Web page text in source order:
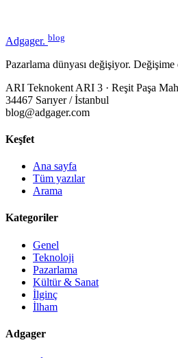
Adgager. blog
Pazarlama dünyası değişiyor.
ARI Teknokent ARI 3 · Reşit Paşa
34467 Sarıyer / İstanbul
blog@adgager.com
Keşfet
Ana sayfa
Tüm yazılar
Arama
Kategoriler
Genel
Teknoloji
Pazarlama
Kültür & Sanat
İlginç
İlham
Adgager